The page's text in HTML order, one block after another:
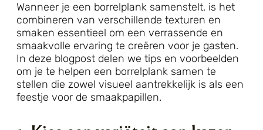
Wanneer je een borrelplank samenstelt, is het
combineren van verschillende texturen en
smaken essentieel om een verrassende en
smaakvolle ervaring te creëren voor je gasten.
In deze blogpost delen we tips en voorbeelden
om je te helpen een borrelplank samen te
stellen die zowel visueel aantrekkelijk is als een
feestje voor de smaakpapillen.